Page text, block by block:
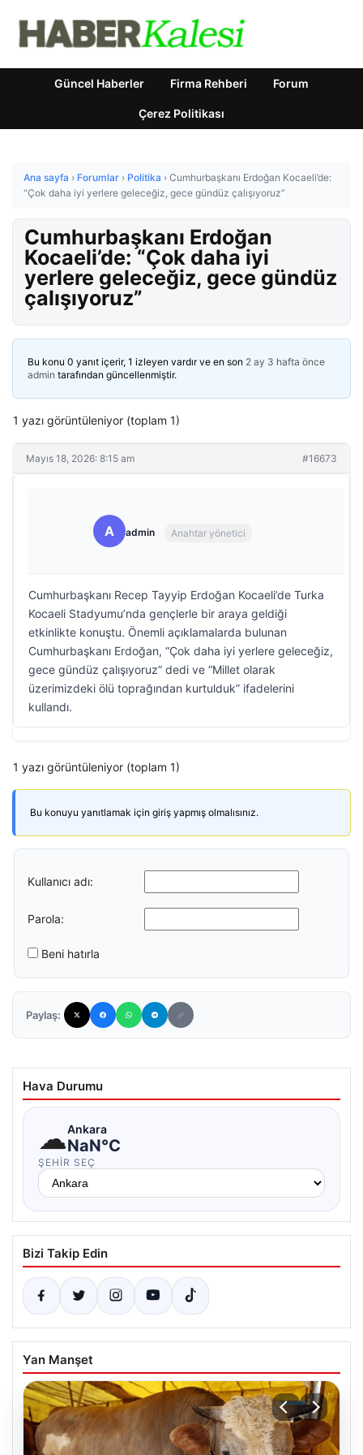
Güncel Haberler Firma Rehberi Forum
Çerez Politikası
Ana sayfa › Forumlar › Politika › Cumhurbaşkanı Erdoğan Kocaeli’de:
“Çok daha iyi yerlere geleceğiz, gece gündüz çalışıyoruz”
Cumhurbaşkanı Erdoğan
Kocaeli’de: “Çok daha iyi
yerlere geleceğiz, gece gündüz
çalışıyoruz”
Bu konu 0 yanıt içerir, 1 izleyen vardır ve en son 2 ay 3 hafta önce
admin tarafından güncellenmiştir.
1 yazı görüntüleniyor (toplam 1)
Mayıs 18, 2026: 8:15 am #16673
A admin Anahtar yönetici
Cumhurbaşkanı Recep Tayyip Erdoğan Kocaeli’de Turka
Kocaeli Stadyumu’nda gençlerle bir araya geldiği
etkinlikte konuştu. Önemli açıklamalarda bulunan
Cumhurbaşkanı Erdoğan, “Çok daha iyi yerlere geleceğiz,
gece gündüz çalışıyoruz” dedi ve “Millet olarak
üzerimizdeki ölü toprağından kurtulduk” ifadelerini
kullandı.
1 yazı görüntüleniyor (toplam 1)
Bu konuyu yanıtlamak için giriş yapmış olmalısınız.
Kullanıcı adı:
Parola:
Beni hatırla
Paylaş:
Hava Durumu
☁Ankara
NaN°C
ŞEHIR SEÇ
Bizi Takip Edin
Yan Manşet